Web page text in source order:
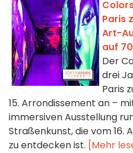
Paris
Art-
auf
Der
drei
Paris
15. Arrondissement an –
immersiven Ausstellung
Straßenkunst, die vom 16.
zu entdecken ist. [Mehr